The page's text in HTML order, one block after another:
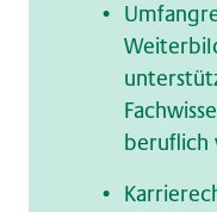
beruflich